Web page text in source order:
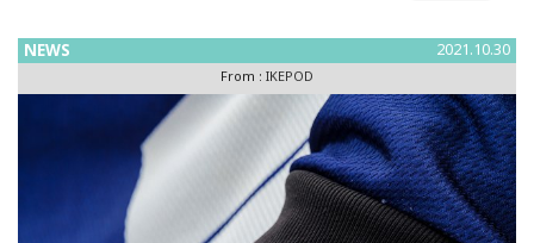
NEWS 2021.10.30
From : IKEPOD